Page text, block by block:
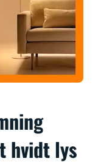
hvidt lys